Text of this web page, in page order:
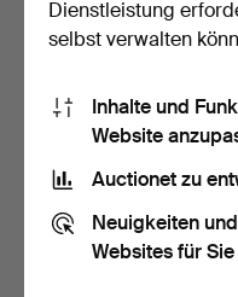
BERTIL VALLIEN.
KRONLEUCHTER,
Eisen/Glas, …
5 Tage
Schätzwert
Dienstleistung
selbst verwalten
Inhalte und
Website
Auctionet zu
Neuigkeiten
Websites für